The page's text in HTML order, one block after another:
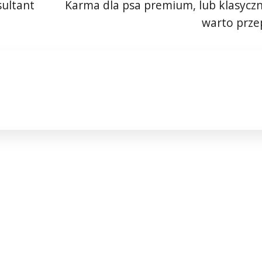
Karma dla psa premium, lub
warto